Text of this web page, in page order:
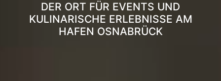
DER ORT FÜR EVENTS UND
KULINARISCHE ERLEBNISSE AM
HAFEN OSNABRÜCK